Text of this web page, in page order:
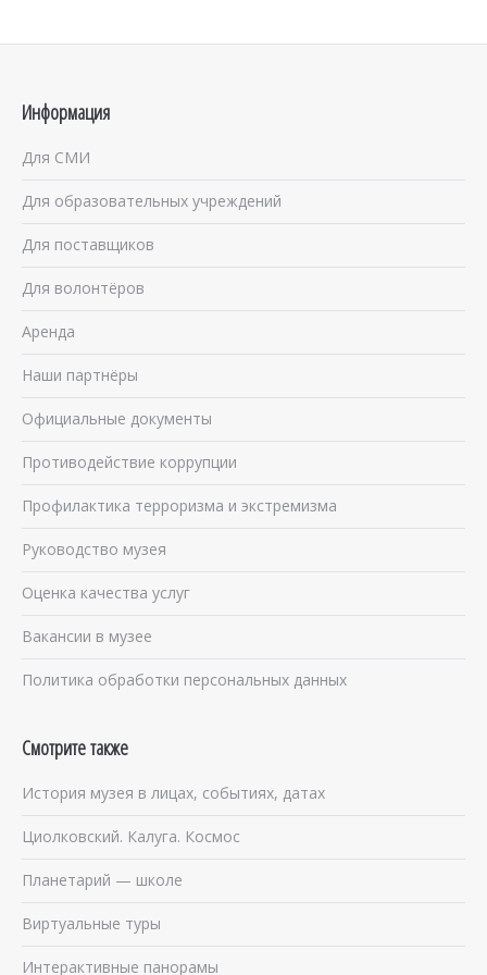
Информация
Для СМИ
Для образовательных учреждений
Для поставщиков
Для волонтёров
Аренда
Наши партнёры
Официальные документы
Противодействие коррупции
Профилактика терроризма и экстремизма
Руководство музея
Оценка качества услуг
Вакансии в музее
Политика обработки персональных данных
Смотрите также
История музея в лицах, событиях, датах
Циолковский. Калуга. Космос
Планетарий — школе
Виртуальные туры
Интерактивные панорамы